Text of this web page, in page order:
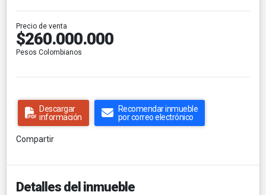
Precio de venta
$260.000.000
Pesos Colombianos
Descargar
información
Recomendar inmueble
por correo electrónico
Compartir
Detalles del inmueble